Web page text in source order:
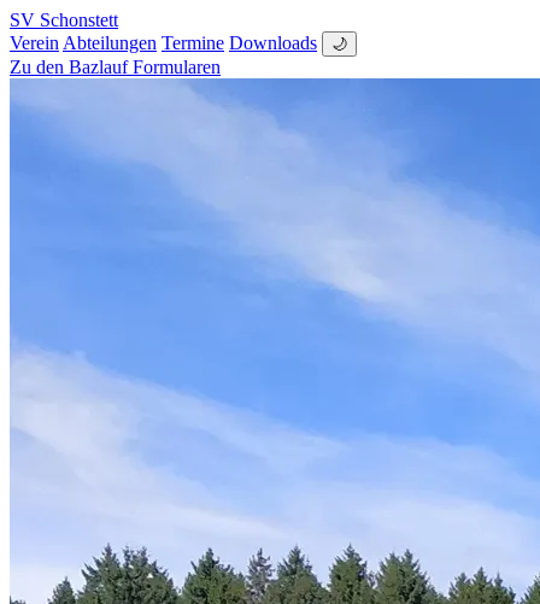
SV Schonstett
Verein Abteilungen Termine Downloads 🌙
Zu den Bazlauf Formularen